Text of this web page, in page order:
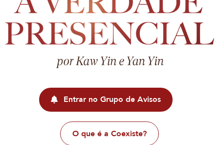
Entrar no Grupo de Avisos
O que é a Coexiste?